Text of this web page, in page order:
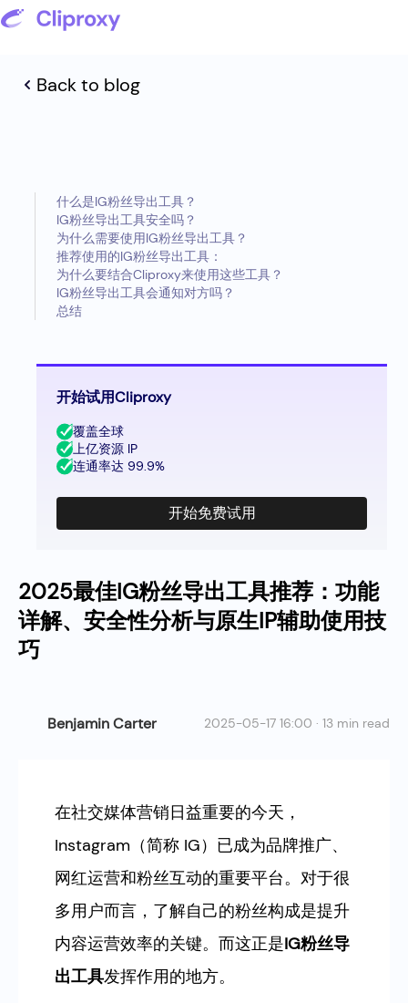
Back to blog
2025最佳IG粉丝导出工具推荐：功能
详解、安全性分析与原生IP辅助使用技
巧
Benjamin Carter 2025-05-17 16:00 · 13 min read
在社交媒体营销日益重要的今天，
Instagram（简称 IG）已成为品牌推广、
网红运营和粉丝互动的重要平台。对于很
多用户而言，了解自己的粉丝构成是提升
内容运营效率的关键。而这正是IG粉丝导
出工具发挥作用的地方。
什么是IG粉丝导出工具？
IG粉丝导出工具安全吗？
为什么需要使用IG粉丝导出工具？
推荐使用的IG粉丝导出工具：
为什么要结合Cliproxy来使用这些工具？
IG粉丝导出工具会通知对方吗？
总结
开始试用Cliproxy
覆盖全球
上亿资源 IP
连通率达 99.9%
开始免费试用